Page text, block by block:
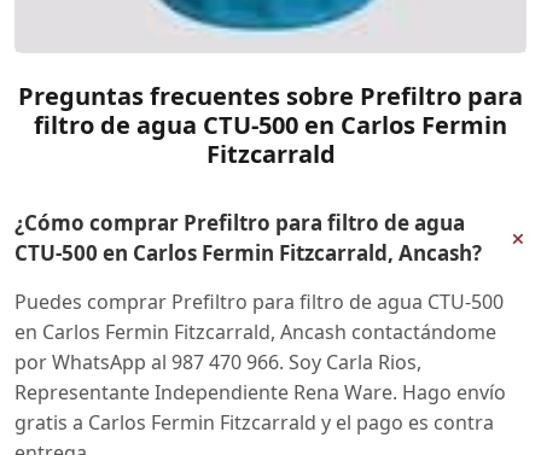
Preguntas frecuentes sobre Prefiltro para
filtro de agua CTU-500 en Carlos Fermin
Fitzcarrald
¿Cómo comprar Prefiltro para filtro de agua
CTU-500 en Carlos Fermin Fitzcarrald, Ancash?
+
Puedes comprar Prefiltro para filtro de agua CTU-500
en Carlos Fermin Fitzcarrald, Ancash contactándome
por WhatsApp al 987 470 966. Soy Carla Rios,
Representante Independiente Rena Ware. Hago envío
gratis a Carlos Fermin Fitzcarrald y el pago es contra